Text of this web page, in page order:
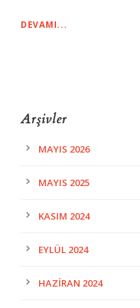
DEVAMI...
Arşivler
MAYIS 2026
MAYIS 2025
KASIM 2024
EYLÜL 2024
HAZIRAN 2024